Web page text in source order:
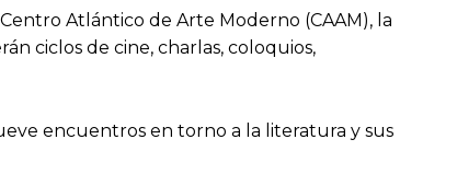
Atlántico de Arte Moderno (CAAM), la
ciclos de cine, charlas, coloquios,
encuentros en torno a la literatura y sus